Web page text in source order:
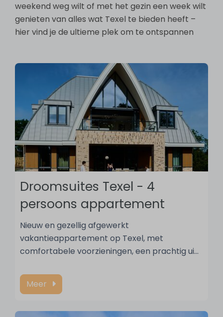
weekend weg wilt of met het gezin een week wilt
genieten van alles wat Texel te bieden heeft –
hier vind je de ultieme plek om te ontspannen
Droomsuites Texel - 4
persoons appartement
Nieuw en gezellig afgewerkt
vakantieappartement op Texel, met
comfortabele voorzieningen, een prachtig ui…
Meer